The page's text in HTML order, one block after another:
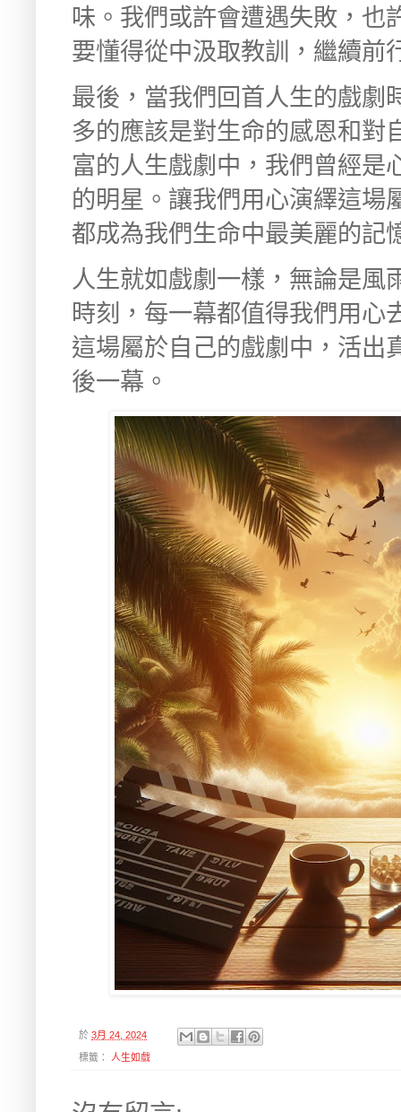
味。我們或許會遭遇失敗，也
要懂得從中汲取教訓，繼續前
最後，當我們回首人生的戲劇
多的應該是對生命的感恩和對
富的人生戲劇中，我們曾經是
的明星。讓我們用心演繹這場
都成為我們生命中最美麗的記
人生就如戲劇一樣，無論是風
時刻，每一幕都值得我們用心
這場屬於自己的戲劇中，活出
後一幕。
於 3月 24, 2024
標籤： 人生如戲